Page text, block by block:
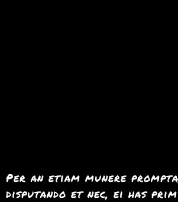
Per an etiam munere
disputando et nec, ei has